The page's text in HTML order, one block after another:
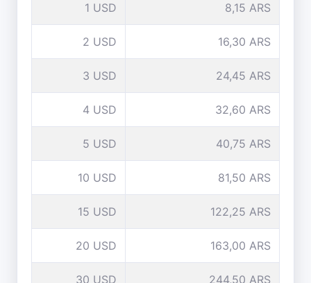
1 USD 8,15 ARS
2 USD 16,30 ARS
3 USD 24,45 ARS
4 USD 32,60 ARS
5 USD 40,75 ARS
10 USD 81,50 ARS
15 USD 122,25 ARS
20 USD 163,00 ARS
30 USD 244,50 ARS